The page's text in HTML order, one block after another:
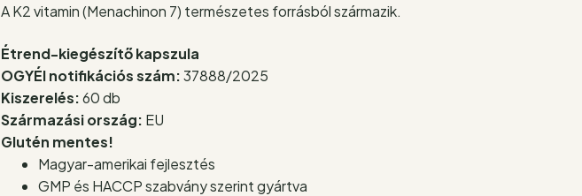
A K2 vitamin (Menachinon 7) természetes forrásból származik.
Étrend-kiegészítő kapszula
OGYÉI notifikációs szám:37888/2025
Kiszerelés:60 db
Származási ország: EU
Glutén mentes!
Magyar-amerikai fejlesztés
GMP és HACCP szabvány szerint gyártva